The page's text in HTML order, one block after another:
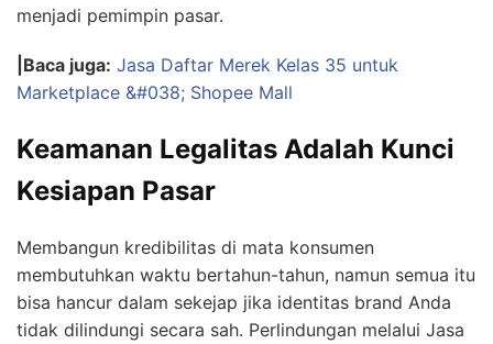
menjadi pemimpin pasar.
|Baca juga: Jasa Daftar Merek Kelas 35 untuk
Marketplace &#038; Shopee Mall
Keamanan Legalitas Adalah Kunci
Kesiapan Pasar
Membangun kredibilitas di mata konsumen
membutuhkan waktu bertahun-tahun, namun semua itu
bisa hancur dalam sekejap jika identitas brand Anda
tidak dilindungi secara sah. Perlindungan melalui Jasa